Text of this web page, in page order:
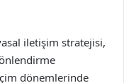
iletişim stratejisi,
dönemlerinde